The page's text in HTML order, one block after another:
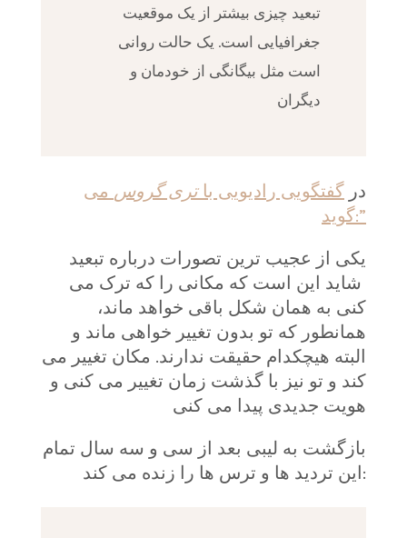
تبعید چیزی بیشتر از یک موقعیت
جغرافیایی است. یک حالت روانی
است مثل بیگانگی از خودمان و
دیگران
در گفتگویی رادیویی باتری گروس می
گوید:”
یکی از عجیب ترین تصورات درباره تبعید
شاید این است که مکانی را که ترک می
کنی به همان شکل باقی خواهد ماند،
همانطور که تو بدون تغییر خواهی ماند و
البته هیچکدام حقیقت ندارند. مکان تغییر می
کند و تو نیز با گذشت زمان تغییر می کنی و
هویت جدیدی پیدا می کنی
بازگشت به لیبی بعد از سی و سه سال تمام
این تردید ها و ترس ها را زنده می کند: